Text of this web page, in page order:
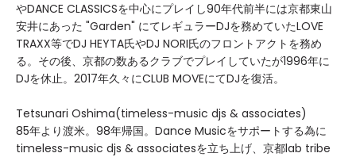
やDANCE CLASSICSを中心にプレイし90年代前半には京都東山
安井にあった "Garden" にてレギュラーDJを務めていたLOVE
TRAXX等でDJ HEYTA氏やDJ NORI氏のフロントアクトを務め
る。その後、京都の数あるクラブでプレイしていたが1996年に
DJを休止。2017年久々にCLUB MOVEにてDJを復活。
Tetsunari Oshima(timeless-music djs & associates)
85年より渡米。98年帰国。Dance Musicをサポートする為に
timeless-music djs & associatesを立ち上げ、京都lab tribe